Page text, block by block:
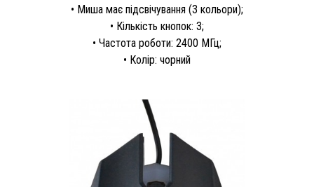
• Миша має підсвічування (3 кольори);
• Кількість кнопок: 3;
• Частота роботи: 2400 МГц;
• Колір: чорний